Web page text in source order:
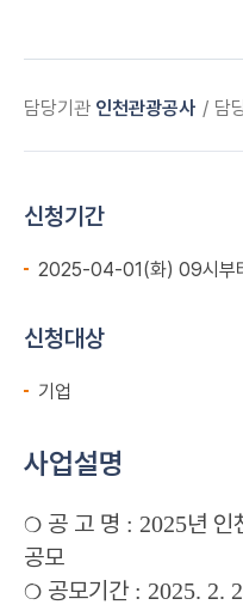
담당기관 인천관광공사 담
신청기간
2025-04-01(화) 09시부
신청대상
기업
사업설명
❍ 공 고 명 : 2025년 인
공모
❍ 공모기간 : 2025. 2.